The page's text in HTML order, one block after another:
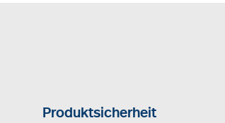
Produktsicherheit